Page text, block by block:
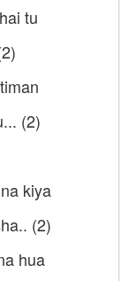
tu
(2)
kiya
(2)
hua